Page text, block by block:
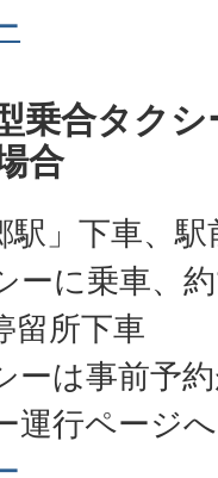
乗合タク
合
駅」下車、
ーに乗車、
留所下車
ーは事前予
運行ページ